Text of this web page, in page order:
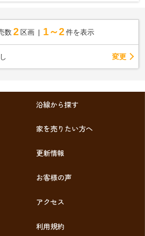
数 2 区画 1～2 件を表示
変更
沿線から探す
家を売りたい方へ
更新情報
お客様の声
アクセス
利用規約